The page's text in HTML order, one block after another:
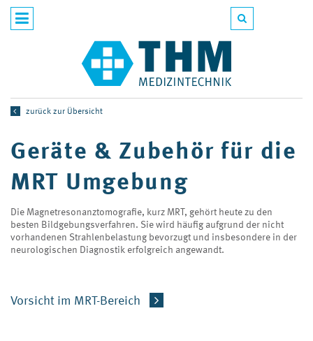
zurück zur Übersicht
Geräte & Zubehör für die
MRT Umgebung
Die Magnetresonanztomografie, kurz MRT, gehört heute zu den
besten Bild­gebungs­verfahren. Sie wird häufig aufgrund der nicht
vorhandenen Strahlenbelastung bevorzugt und insbesondere in der
neurologischen Diagnostik erfolgreich angewandt.
Vorsicht im MRT-Bereich